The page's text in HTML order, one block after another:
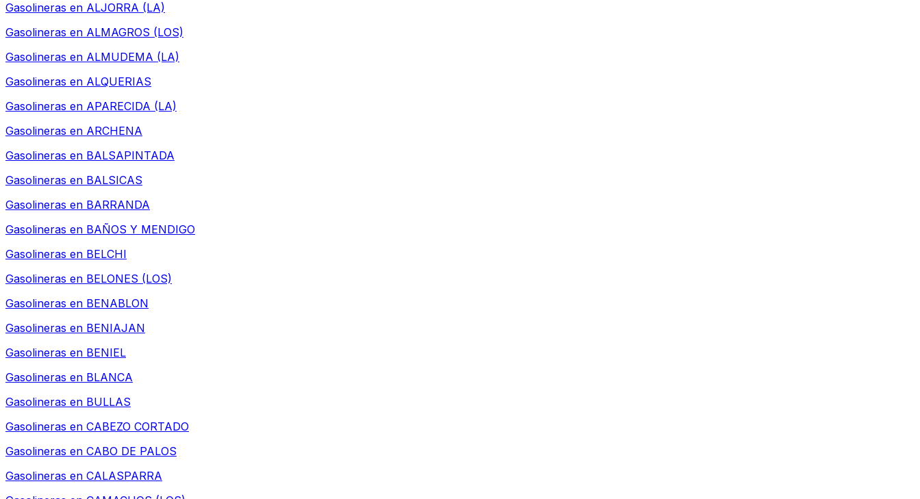
Gasolineras en ALJORRA (LA)
Gasolineras en ALMAGROS (LOS)
Gasolineras en ALMUDEMA (LA)
Gasolineras en ALQUERIAS
Gasolineras en APARECIDA (LA)
Gasolineras en ARCHENA
Gasolineras en BALSAPINTADA
Gasolineras en BALSICAS
Gasolineras en BARRANDA
Gasolineras en BAÑOS Y MENDIGO
Gasolineras en BELCHI
Gasolineras en BELONES (LOS)
Gasolineras en BENABLON
Gasolineras en BENIAJAN
Gasolineras en BENIEL
Gasolineras en BLANCA
Gasolineras en BULLAS
Gasolineras en CABEZO CORTADO
Gasolineras en CABO DE PALOS
Gasolineras en CALASPARRA